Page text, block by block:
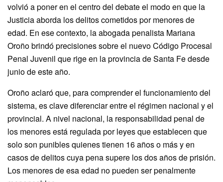
volvió a poner en el centro del debate el modo en que la
Justicia aborda los delitos cometidos por menores de
edad. En ese contexto, la abogada penalista Mariana
Oroño brindó precisiones sobre el nuevo Código Procesal
Penal Juvenil que rige en la provincia de Santa Fe desde
junio de este año.
Oroño aclaró que, para comprender el funcionamiento del
sistema, es clave diferenciar entre el régimen nacional y el
provincial. A nivel nacional, la responsabilidad penal de
los menores está regulada por leyes que establecen que
solo son punibles quienes tienen 16 años o más y en
casos de delitos cuya pena supere los dos años de prisión.
Los menores de esa edad no pueden ser penalmente